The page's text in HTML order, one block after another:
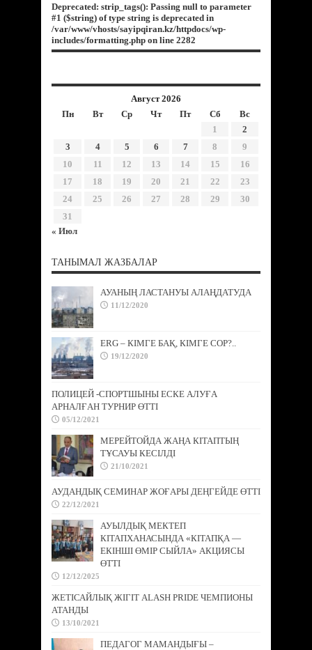
Deprecated: strip_tags(): Passing null to parameter
#1 ($string) of type string is deprecated in
/var/www/vhosts/sayipqiran.kz/httpdocs/wp-
includes/formatting.php on line 2282
Август 2026
Пн
Вт Ср Чт Пт Сб
Вс
1
2
3
4 5 6 7 8
9
10
11 12 13 14 15
16
17
18 19 20 21 22
23
24
25 26 27 28 29
30
31
« Июл
ТАНЫМАЛ ЖАЗБАЛАР
АУАНЫҢ ЛАСТАНУЫ АЛАҢДАТУДА
11/12/2020
ERG – КІМГЕ БАҚ, КІМГЕ СОР?..
19/12/2020
ПОЛИЦЕЙ -СПОРТШЫНЫ ЕСКЕ АЛУҒА
АРНАЛҒАН ТУРНИР ӨТТІ
05/12/2021
МЕРЕЙТОЙДА ЖАҢА КІТАПТЫҢ
ТҰСАУЫ КЕСІЛДІ
21/10/2021
АУДАНДЫҚ СЕМИНАР ЖОҒАРЫ ДЕҢГЕЙДЕ ӨТТІ
22/12/2021
АУЫЛДЫҚ МЕКТЕП
КІТАПХАНАСЫНДА «КІТАПҚА —
ЕКІНШІ ӨМІР СЫЙЛА» АКЦИЯСЫ
ӨТТІ
12/12/2025
ЖЕТІСАЙЛЫҚ ЖІГІТ ALASH PRIDE ЧЕМПИОНЫ
АТАНДЫ
13/10/2021
ПЕДАГОГ МАМАНДЫҒЫ –